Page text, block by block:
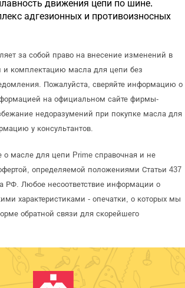
движения цепи по шине.
адгезионных и противоизносных
за собой право на внесение изменений в
и комплектацию масла для цепи без
Пожалуйста, сверяйте информацию о
на официальном сайте фирмы-
недоразумений при покупке масла для
у консультантов.
о масле для цепи Prime справочная и не
определяемой положениями Статьи 437
РФ. Любое несоответствие информации о
характеристиками - опечатки, о которых мы
обратной связи для скорейшего